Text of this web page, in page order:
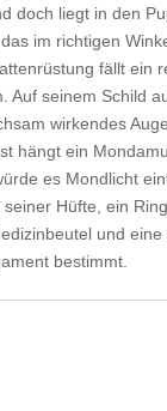
doch liegt in den
im richtigen
fällt ein
Auf seinem Schild
wirkendes
hängt ein
es Mondlicht
Hüfte, ein
und
bestimmt.